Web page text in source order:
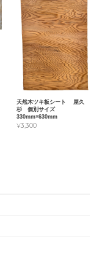
天然木ツキ板シート 屋久
杉 個別サイズ
330mm×630mm
¥3,300